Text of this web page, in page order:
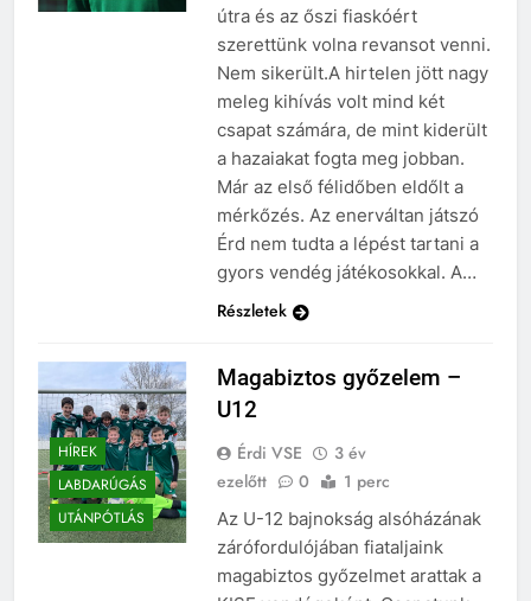
útra és az őszi fiaskóért
szerettünk volna revansot venni.
Nem sikerült.A hirtelen jött nagy
meleg kihívás volt mind két
csapat számára, de mint kiderült
a hazaiakat fogta meg jobban.
Már az első félidőben eldőlt a
mérkőzés. Az enerváltan játszó
Érd nem tudta a lépést tartani a
gyors vendég játékosokkal. A…
Részletek
HÍREK
LABDARÚGÁS
UTÁNPÓTLÁS
Magabiztos győzelem –
U12
Érdi VSE
3 év
ezelőtt
0 1 perc
Az U-12 bajnokság alsóházának
zárófordulójában fiataljaink
magabiztos győzelmet arattak a